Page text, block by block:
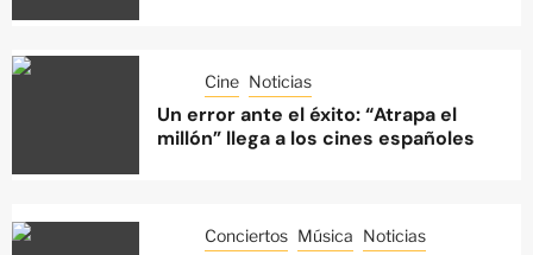
Cine Noticias
Un error ante el éxito: “Atrapa el
millón” llega a los cines españoles
Conciertos Música Noticias